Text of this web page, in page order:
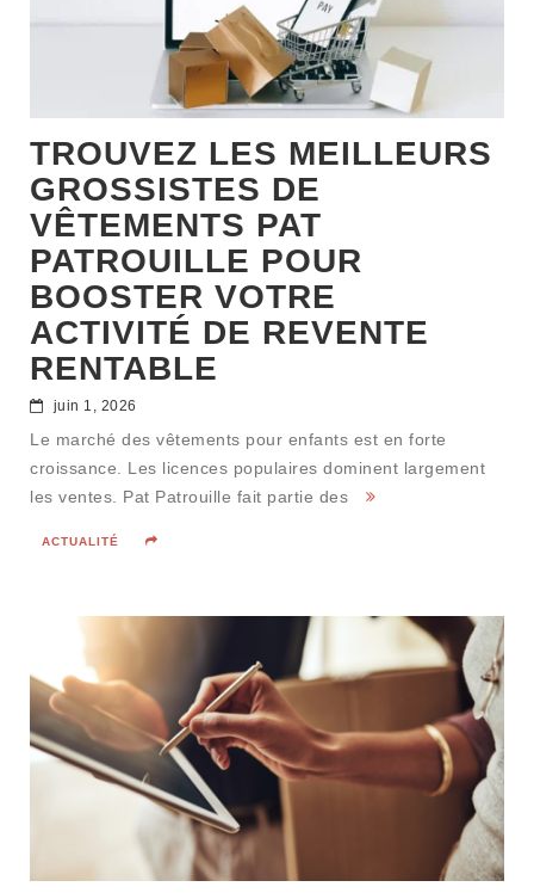
TROUVEZ LES MEILLEURS
GROSSISTES DE
VÊTEMENTS PAT
PATROUILLE POUR
BOOSTER VOTRE
ACTIVITÉ DE REVENTE
RENTABLE
juin 1, 2026
Le marché des vêtements pour enfants est en forte
croissance. Les licences populaires dominent largement
les ventes. Pat Patrouille fait partie des
ACTUALITÉ